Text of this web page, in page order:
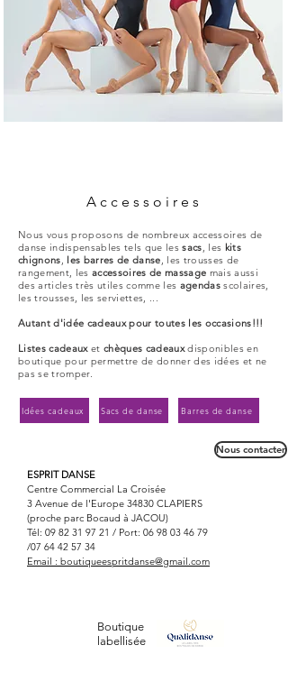
Accessoires
Nous vous proposons de nombreux accessoires de
danse indispensables tels que lessacs , les kits
chignons les barres de danse , les trousses de
rangement, les accessoires de massage mais aussi
des articles très utiles comme les agendasscolaires,
les trousses, les serviettes, ...
Autant d'idée cadeaux pour toutes les occasions!!!
Listes cadeauxet chèques cadeauxdisponibles en
boutique pour permettre de donner des idées et ne
pas se tromper.
Idées cadeaux Sacs de danse Barres de danse
Nous contacter
ESPRIT DANSE
Centre Commercial La Croisée
3 Avenue de l'Europe 34830 CLAPIERS
(proche parc Bocaud à JACOU)
Tél: 09 82 31 97 21 / Port: 06 98 03 46 79
/07 64 42 57 34
Email : boutiqueespritdanse@gmail.com
Boutique
labellisée